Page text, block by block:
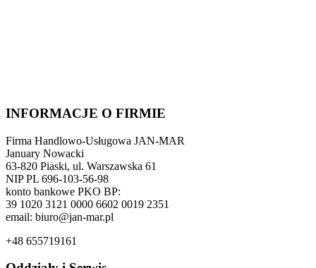
INFORMACJE O FIRMIE
Firma Handlowo-Usługowa JAN-MAR
January Nowacki
63-820 Piaski, ul. Warszawska 61
NIP PL 696-103-56-98
konto bankowe PKO BP:
39 1020 3121 0000 6602 0019 2351
email: biuro@jan-mar.pl
+48 655719161